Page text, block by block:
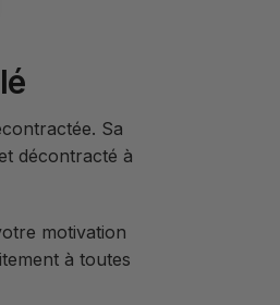
Sa
décontracté à
motivation
à toutes